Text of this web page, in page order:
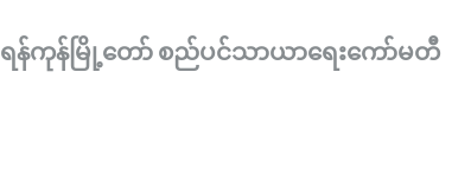
ရန်ကုန်မြို့တော် စည်ပင်သာယာရေးကော်မတီ